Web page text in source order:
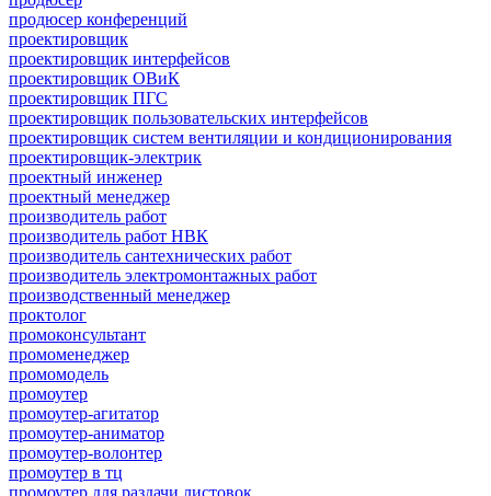
продюсер конференций
проектировщик
проектировщик интерфейсов
проектировщик ОВиК
проектировщик ПГС
проектировщик пользовательских интерфейсов
проектировщик систем вентиляции и кондиционирования
проектировщик-электрик
проектный инженер
проектный менеджер
производитель работ
производитель работ НВК
производитель сантехнических работ
производитель электромонтажных работ
производственный менеджер
проктолог
промоконсультант
промоменеджер
промомодель
промоутер
промоутер-агитатор
промоутер-аниматор
промоутер-волонтер
промоутер в тц
промоутер для раздачи листовок